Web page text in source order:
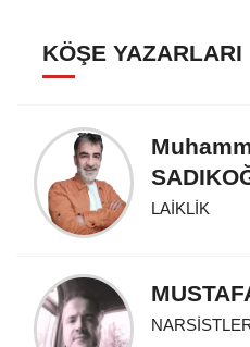
KÖŞE YAZARLARI
LAİKLİK